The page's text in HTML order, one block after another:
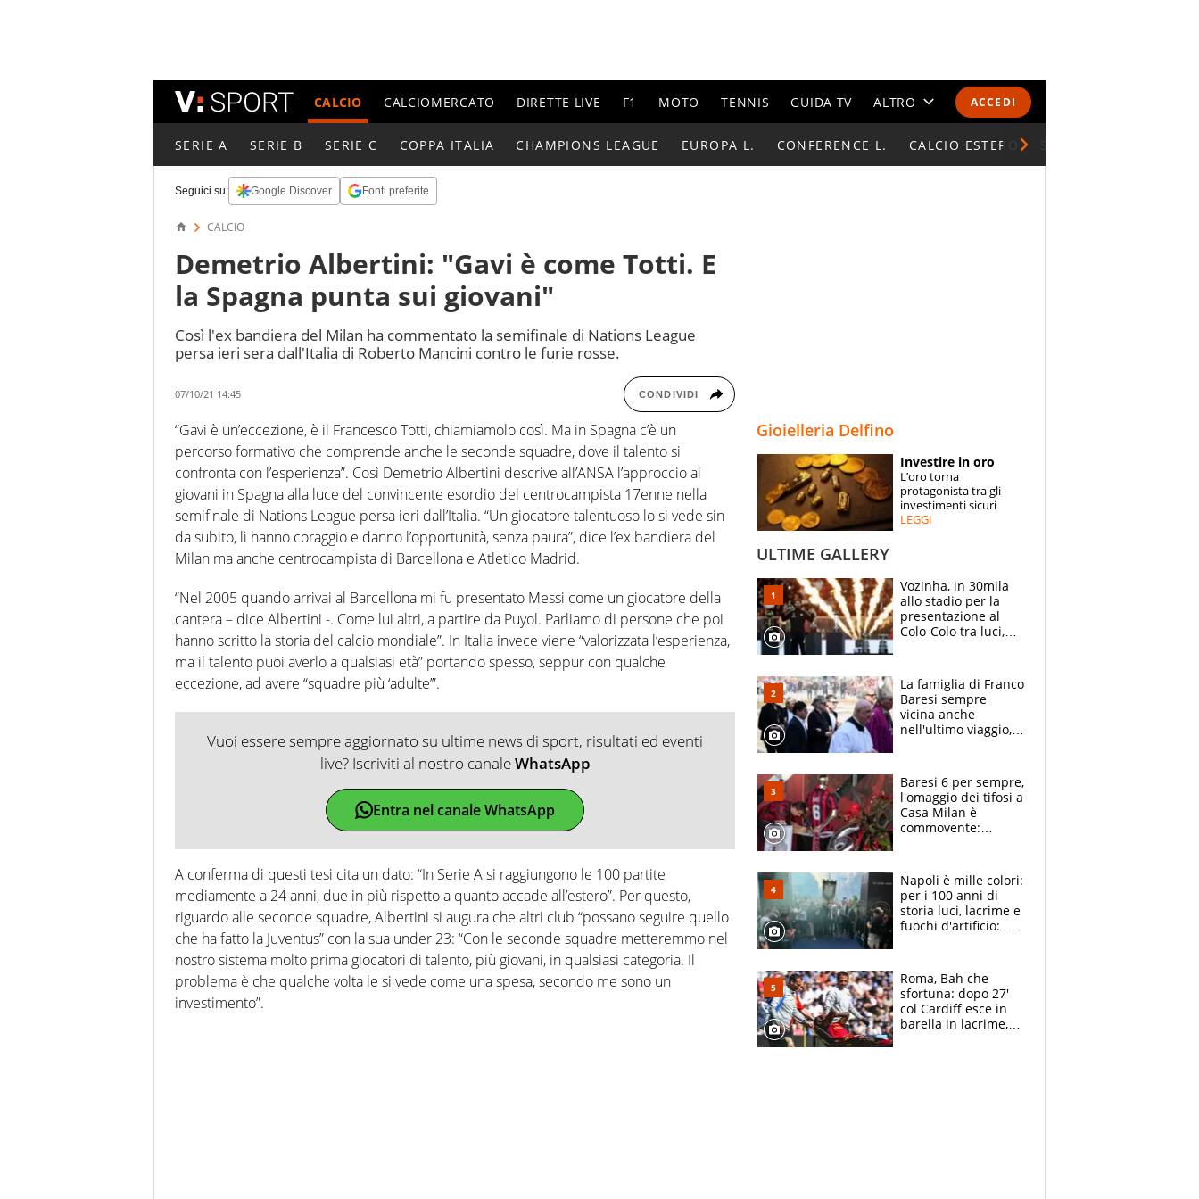
ACCEDI
CALCIO CALCIOMERCATO DIRETTE LIVE F1 MOTO TENNIS GUIDA TV ALTRO
CALENDARI E CLASSIFICHE
ESPERTI
CONTATTI
SERIE A SERIE B SERIE C COPPA ITALIA CHAMPIONS LEAGUE EUROPA L. CONFERENCE L. CALCIO ESTERO
Seguici su: Google Discover Fonti preferite
CALCIO
Demetrio Albertini: "Gavi è come Totti. E
la Spagna punta sui giovani"
Così l'ex bandiera del Milan ha commentato la semifinale di Nations League
persa ieri sera dall'Italia di Roberto Mancini contro le furie rosse.
07/10/21 14:45 CONDIVIDI
“Gavi è un’eccezione, è il Francesco Totti, chiamiamolo così. Ma in Spagna c’è un
percorso formativo che comprende anche le seconde squadre, dove il talento si
confronta con l’esperienza”. Così Demetrio Albertini descrive all’ANSA l’approccio ai
giovani in Spagna alla luce del convincente esordio del centrocampista 17enne nella
semifinale di Nations League persa ieri dall’Italia. “Un giocatore talentuoso lo si vede sin
da subito, lì hanno coraggio e danno l’opportunità, senza paura”, dice l’ex bandiera del
Milan ma anche centrocampista di Barcellona e Atletico Madrid.
“Nel 2005 quando arrivai al Barcellona mi fu presentato Messi come un giocatore della
cantera – dice Albertini -. Come lui altri, a partire da Puyol. Parliamo di persone che poi
hanno scritto la storia del calcio mondiale”. In Italia invece viene “valorizzata l’esperienza,
ma il talento puoi averlo a qualsiasi età” portando spesso, seppur con qualche
eccezione, ad avere “squadre più ‘adulte’”.
Vuoi essere sempre aggiornato su ultime news di sport, risultati ed eventi
live? Iscriviti al nostro canaleWhatsApp
Entra nel canale WhatsApp
A conferma di questi tesi cita un dato: “In Serie A si raggiungono le 100 partite
mediamente a 24 anni, due in più rispetto a quanto accade all’estero”. Per questo,
riguardo alle seconde squadre, Albertini si augura che altri club “possano seguire quello
che ha fatto la Juventus” con la sua under 23: “Con le seconde squadre metteremmo nel
nostro sistema molto prima giocatori di talento, più giovani, in qualsiasi categoria. Il
problema è che qualche volta le si vede come una spesa, secondo me sono un
investimento”.
Gioielleria Delfino
Investire in oro
L’oro torna
protagonista tra gli
investimenti sicuri
LEGGI
ULTIME GALLERY
Vozinha, in 30mila
allo stadio per la
presentazione al
Colo-Colo tra luci,
La famiglia di Franco
Baresi sempre
vicina anche
nell'ultimo viaggio,
circondati
dall'affetto dei tifosi
Baresi 6 per sempre,
l'omaggio dei tifosi a
Casa Milan è
commovente:
bigliettini
Napoli è mille colori:
per i 100 anni di
storia luci, lacrime e
fuochi d'artificio: De
Roma, Bah che
sfortuna: dopo 27'
col Cardiff esce in
barella in lacrime,